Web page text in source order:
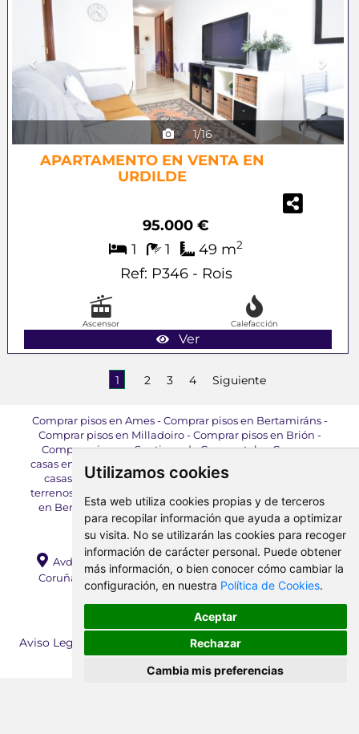
Utilizamos cookies
Esta web utiliza cookies propias y de terceros
para recopilar información que ayuda a optimizar
su visita. No se utilizarán las cookies para recoger
información de carácter personal. Puede obtener
más información, o bien conocer cómo cambiar la
configuración, en nuestra Política de Cookies.
Aceptar
Rechazar
Cambia mis preferencias
1/16
APARTAMENTO EN VENTA EN
URDILDE
95.000 €
1
1 49 m2
Ref: P346 - Rois
Ver
Ascensor Calefacción
1 2 3 4 Siguiente
Comprar pisos en Ames-Comprar pisos en Bertamiráns-
Comprar pisos en Milladoiro-Comprar pisos en Brión -
Comprar pisos en Santiago de Compostela-Comprar
casas en Ames- Comprar casas en Bertamiráns
casas en Brión-Comprar locales en Ames
terrenos en Ames
en Bertamiráns-Alquilar pisos en Milladoiro- Alquilar
pisos en Brión-Alquilar locales en Ames
Avda. da Mahía, 71 Bajo, Bertamiráns, 15220, Ames (A
Coruña) |
E-mail:info@amesinmobiliaria.com|
Teléfono:+34 981 890 704
Ames Inmobiliaria 1998 - 2026 ©
Aviso Legal
Política de Privacidad-Política de Cookies
Cambiar preferencia de cookies